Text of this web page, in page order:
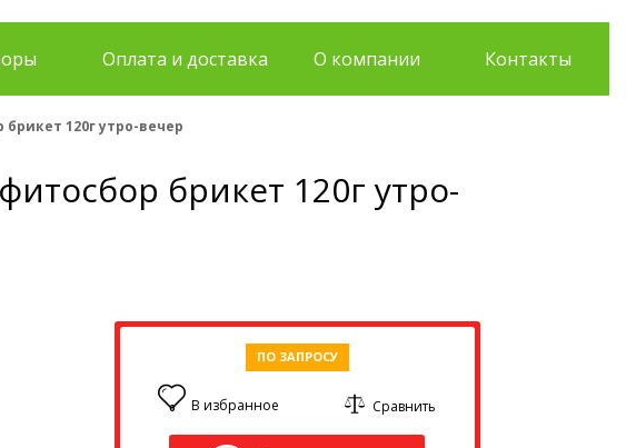
Оплата и доставка О компании Контакты
120г утро-вечер
брикет 120г утро-
ПО ЗАПРОСУ
0 В избранное Сравнить